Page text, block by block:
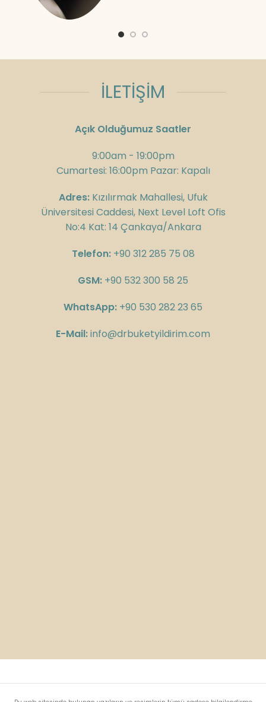
İLETİŞİM
Açık Olduğumuz Saatler
9:00am - 19:00pm
Cumartesi: 16:00pm Pazar: Kapalı
Adres:Kızılırmak Mahallesi, Ufuk
Üniversitesi Caddesi, Next Level Loft Ofis
No:4 Kat: 14 Çankaya/Ankara
Telefon: +90 312 285 75 08
GSM: +90 532 300 58 25
WhatsApp: +90 530 282 23 65
E-Mail:info@drbuketyildirim.com